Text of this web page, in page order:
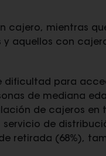
cajero, mientras
y aquellos con
dificultad para
de mediana
de cajeros en
de
retirada (68%),